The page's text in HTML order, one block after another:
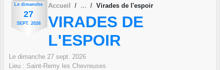
Le dimanche
27
SEPT. 2026
Accueil Virades de l'espoir
VIRADES DE
L'ESPOIR
Le dimanche 27 sept. 2026
Lieu : Saint-Remy les Chevreuses